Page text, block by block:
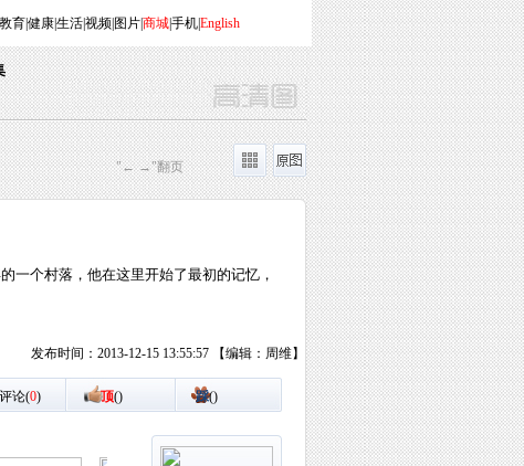
教育|健康|生活|视频| 图片|商城|手机|English
"← →"翻页
一个村落，他在这里开始了最初的记忆，
发布时间：2013-12-15 13:55:57 【编辑：周维】
论(0) 顶() 踩()